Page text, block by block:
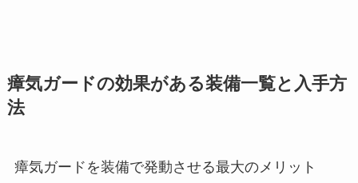
瘴気ガードの効果がある装備一覧と入手方
法
瘴気ガードを装備で発動させる最大のメリット